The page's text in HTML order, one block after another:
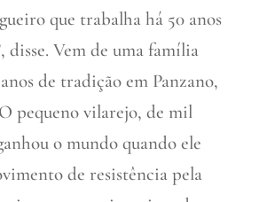
que trabalha há 50 anos
disse. Vem de uma família
de tradição em Panzano,
pequeno vilarejo, de mil
o mundo quando ele
de resistência pela